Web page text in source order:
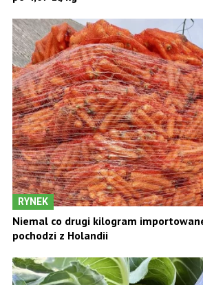
RYNEK
Niemal co drugi kilogram
pochodzi z Holandii